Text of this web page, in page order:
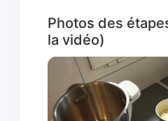
Photos des
la vidéo)